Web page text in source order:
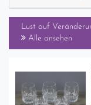
Lust auf
Alle ansehen